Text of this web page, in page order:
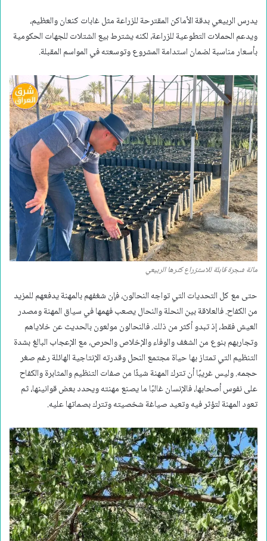
يدرس الربيعي بدقة الأماكن المقترحة للزراعة مثل غابات كنعان والعظيم،
ويدعم الحملات التطوعية للزراعة، لكنه يشترط بيع الشتلات للجهات الحكومية
بأسعار مناسبة لضمان استدامة المشروع وتوسعته في المواسم المقبلة.
مائة شجرة قابلة للاستزراع كثرها الربيعي
حتى مع كل التحديات التي تواجه النحالون، فإن شغفهم بالمهنة يدفعهم للمزيد
من الكفاح. فالعلاقة بين النحلة والنحال يصعب فهمها في سياق المهنة ومصدر
العيش فقط، إذ تبدو أكثر من ذلك. فالنحالون مولعون بالحديث عن خلاياهم
وتجاربهم بنوع من الشغف والوفاء والإخلاص والحرص، مع الإعجاب البالغ بشدة
التنظيم التي تمتاز بها حياة مجتمع النحل وقدرته الإنتاجية الهائلة رغم صغر
حجمه. وليس غريبًا أن تترك المهنة شيئًا من صفات التنظيم والمثابرة والكفاح
على نفوس أصحابها، فالإنسان غالبًا ما يصنع مهنته ويحدد بعض قوانينها، ثم
تعود المهنة لتؤثر فيه وتعيد صياغة شخصيته وتترك بصماتها عليه.